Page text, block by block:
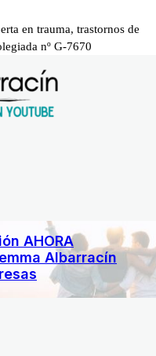
en trauma, trastornos de
nº G-7670
AHORA
Albarracín